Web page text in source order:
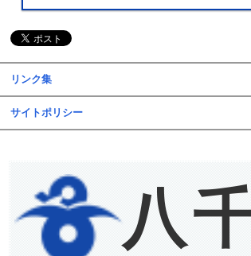
リンク集
サイトポリシー
八